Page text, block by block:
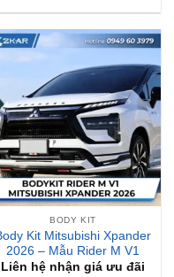
BODY KIT
Body Kit Mitsubishi Xpander
2026 – Mẫu Rider M V1
Liên hệ nhận giá ưu đãi